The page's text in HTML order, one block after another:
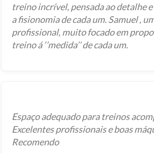
treino incrível, pensada ao detalhe
a fisionomia de cada um. Samuel ,
profissional, muito focado em
treino á ‘’medida’’ de cada um.
Espaço adequado para treinos
Excelentes profissionais e boas
Recomendo